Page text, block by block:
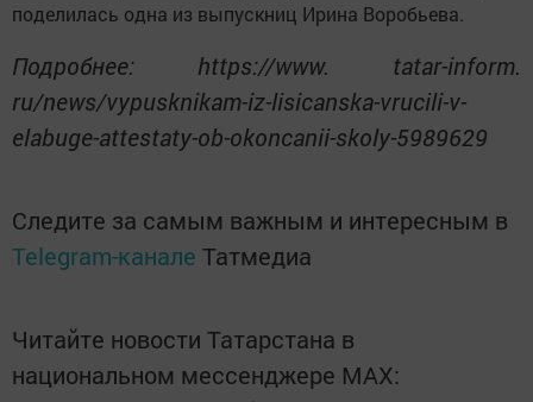
поделилась одна из выпускниц Ирина Воробьева.
Подробнее: https://www. tatar-inform.
ru/news/vypusknikam-iz-lisicanska-vrucili-v-
elabuge-attestaty-ob-okoncanii-skoly-5989629
Следите за самым важным и интересным в
Telegram-канале Татмедиа
Читайте новости Татарстана в
национальном мессенджере MАХ: